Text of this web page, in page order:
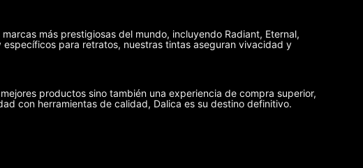
más prestigiosas del mundo, incluyendo Radiant, Eternal,
para retratos, nuestras tintas aseguran vivacidad y
productos sino también una experiencia de compra superior,
con herramientas de calidad, Dalica es su destino definitivo.